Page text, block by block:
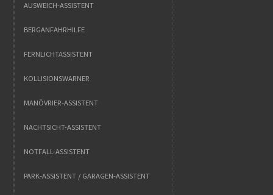
AUSWEICH-ASSISTENT
BERGANFAHRHILFE
FERNLICHTASSISTENT
KOLLISIONSWARNER
MANÖVRIER-ASSISTENT
NACHTSICHT-ASSISTENT
NOTFALL-ASSISTENT
PARK-ASSISTENT / GARAGEN-ASSISTENT